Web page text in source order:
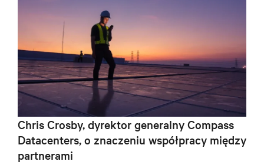
Chris Crosby, dyrektor generalny Compass
Datacenters, o znaczeniu współpracy między
partnerami